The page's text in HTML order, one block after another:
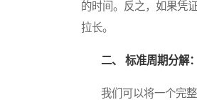
的时间。反之，如果凭
拉长。
二、 标准周期分解
我们可以将一个完整